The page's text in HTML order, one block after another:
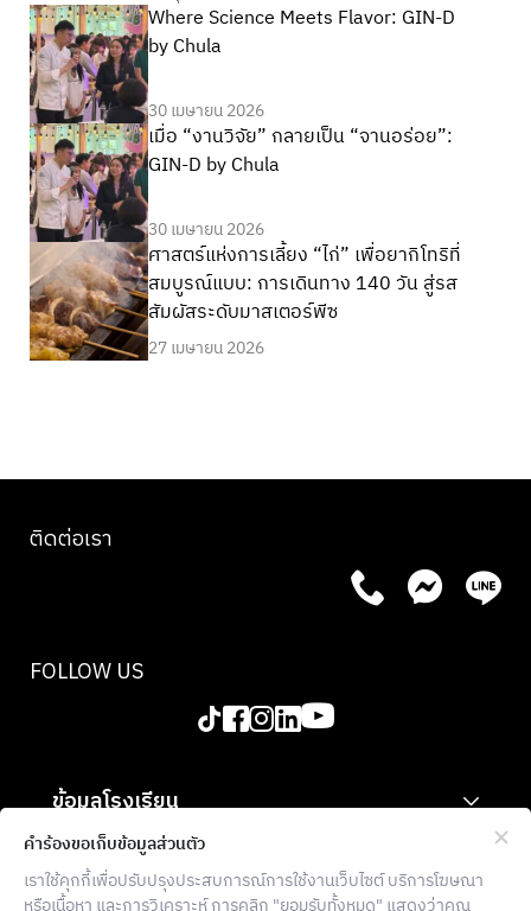
Where Science Meets Flavor: GIN-D
by Chula
30 เมษายน 2026
เมื่อ “งานวิจัย” กลายเป็น “จานอร่อย”:
GIN-D by Chula
30 เมษายน 2026
ศาสตร์แห่งการเลี้ยง “ไก่” เพื่อยากิโทริที่
สมบูรณ์แบบ: การเดินทาง 140 วัน สู่รส
สัมผัสระดับมาสเตอร์พีซ
27 เมษายน 2026
ข้อมูลโรงเรียน
สำหรับองค์กร
ข้อมูลเพิ่มเติม
ติดต่อเรา
FOLLOW US
คำร้องขอเก็บข้อมูลส่วนตัว
เราใช้คุกกี้เพื่อปรับปรุงประสบการณ์การใช้งานเว็บไซต์ บริการโฆษณา